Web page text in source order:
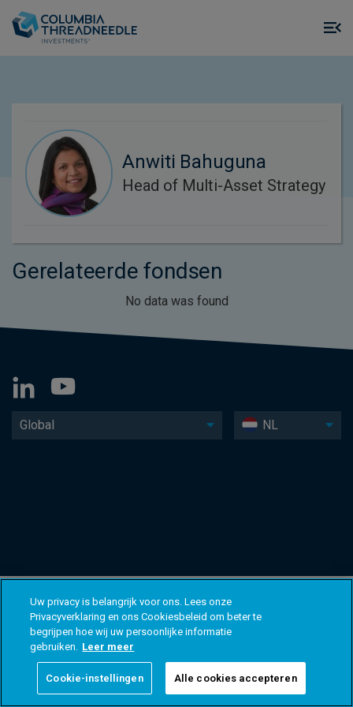
Anwiti Bahuguna
Head of Multi-Asset Strategy
Gerelateerde fondsen
No data was found
Global NL
Uw privacy is belangrijk voor ons. Lees onze
Privacyverklaring en ons Cookiesbeleid om beter te
begrijpen hoe wij uw persoonlijke informatie
gebruiken. Leer meer
Cookie-instellingen Alle cookies accepteren